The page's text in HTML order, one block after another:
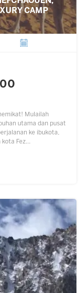
CAMP
Mulailah
utama dan pusat
ke ibukota,
Fez…